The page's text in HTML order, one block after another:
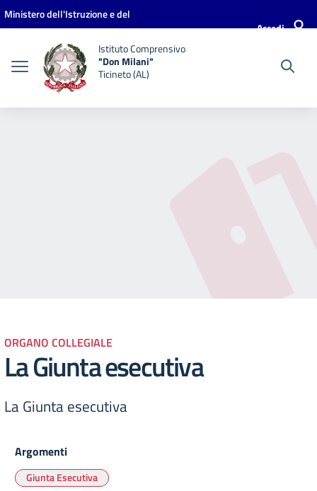
Vai ai contenuti
Vai al menu di navigazione
Vai al footer
Ministero dell'Istruzione e del
Accedi
Istituto Comprensivo
"Don Milani"
Ticineto (AL)
ORGANO COLLEGIALE
La Giunta esecutiva
La Giunta esecutiva
Argomenti
Giunta Esecutiva